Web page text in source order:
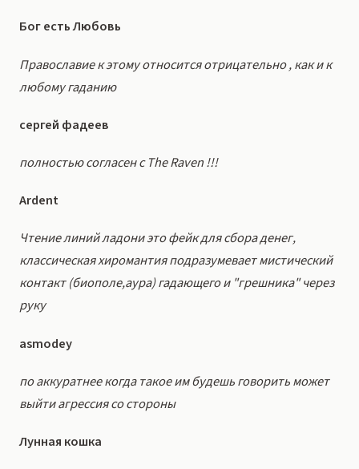
Бог есть Любовь
Православие к этому относится отрицательно , как и к
любому гаданию
сергей фадеев
полностью согласен с The Raven !!!
Ardent
Чтение линий ладони это фейк для сбора денег,
классическая хиромантия подразумевает мистический
контакт (биополе,аура) гадающего и "грешника" через
руку
asmodey
по аккуратнее когда такое им будешь говорить может
выйти агрессия со стороны
Лунная кошка